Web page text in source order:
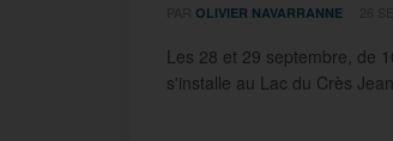
OLIVIER NAVARRANNE
Les 28 et 29 septembre, de
s'installe au Lac du Crès